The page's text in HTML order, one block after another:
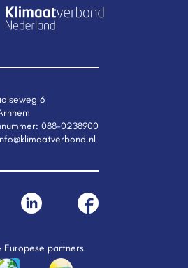
6
088-0238900
Europese partners